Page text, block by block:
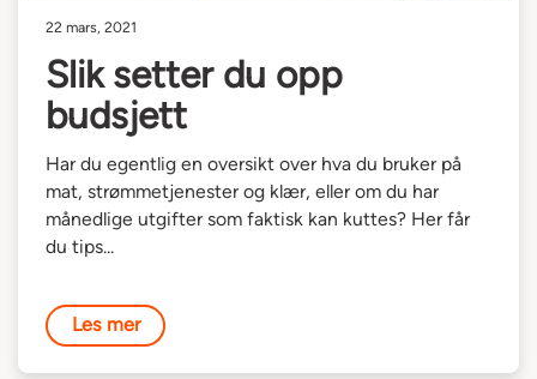
22 mars, 2021
Slik setter du opp
budsjett
Har du egentlig en oversikt over hva du bruker på
mat, strømmetjenester og klær, eller om du har
månedlige utgifter som faktisk kan kuttes? Her får
du tips...
Les mer